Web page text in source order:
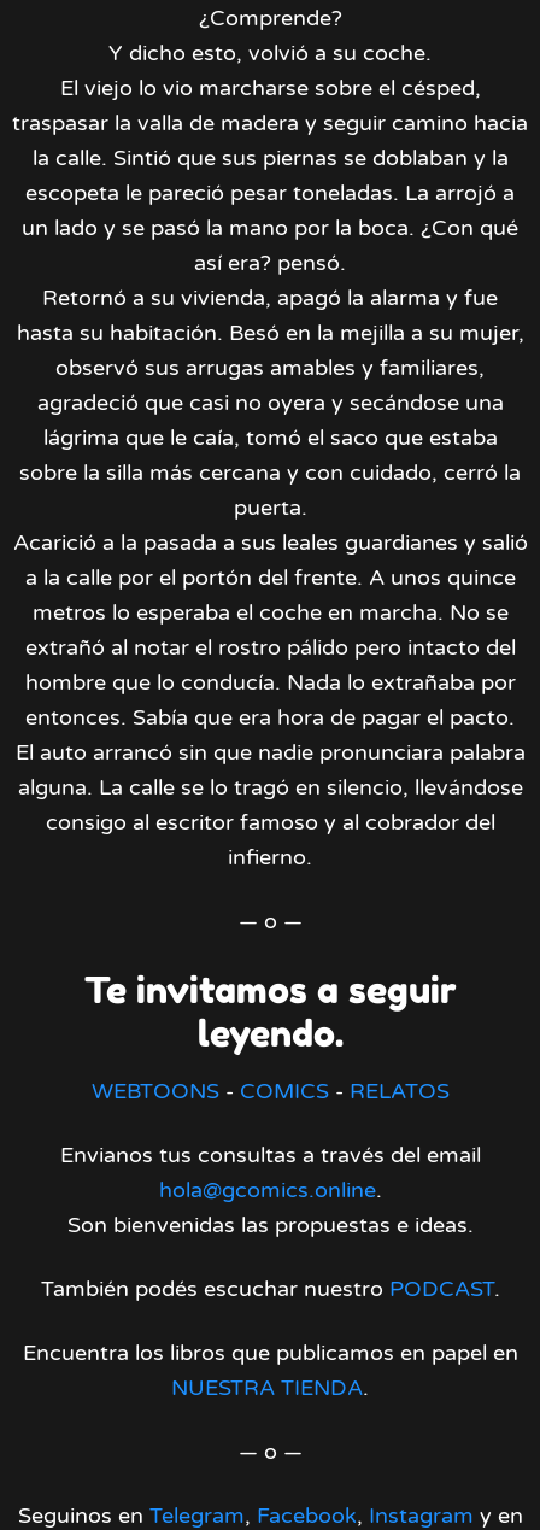
¿Comprende?
Y dicho esto, volvió a su coche.
El viejo lo vio marcharse sobre el césped,
traspasar la valla de madera y seguir camino hacia
la calle. Sintió que sus piernas se doblaban y la
escopeta le pareció pesar toneladas. La arrojó a
un lado y se pasó la mano por la boca. ¿Con qué
así era? pensó.
Retornó a su vivienda, apagó la alarma y fue
hasta su habitación. Besó en la mejilla a su mujer,
observó sus arrugas amables y familiares,
agradeció que casi no oyera y secándose una
lágrima que le caía, tomó el saco que estaba
sobre la silla más cercana y con cuidado, cerró la
puerta.
Acarició a la pasada a sus leales guardianes y salió
a la calle por el portón del frente. A unos quince
metros lo esperaba el coche en marcha. No se
extrañó al notar el rostro pálido pero intacto del
hombre que lo conducía. Nada lo extrañaba por
entonces. Sabía que era hora de pagar el pacto.
El auto arrancó sin que nadie pronunciara palabra
alguna. La calle se lo tragó en silencio, llevándose
consigo al escritor famoso y al cobrador del
infierno.
— o —
Te invitamos a seguir
leyendo.
WEBTOONS- COMICS- RELATOS
Envianos tus consultas a través del email
hola@gcomics.online.
Son bienvenidas las propuestas e ideas.
También podés escuchar nuestro PODCAST.
Encuentra los libros que publicamos en papel en
NUESTRA TIENDA.
— o —
Seguinos en Telegram, Facebook, Instagram y en